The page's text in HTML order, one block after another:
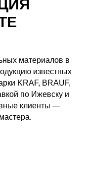
материалов в
известных
KRAF, BRAUF,
по Ижевску и
клиенты —